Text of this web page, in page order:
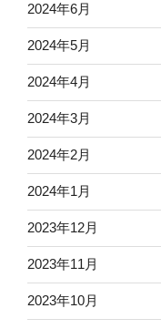
2024年6月
2024年5月
2024年4月
2024年3月
2024年2月
2024年1月
2023年12月
2023年11月
2023年10月